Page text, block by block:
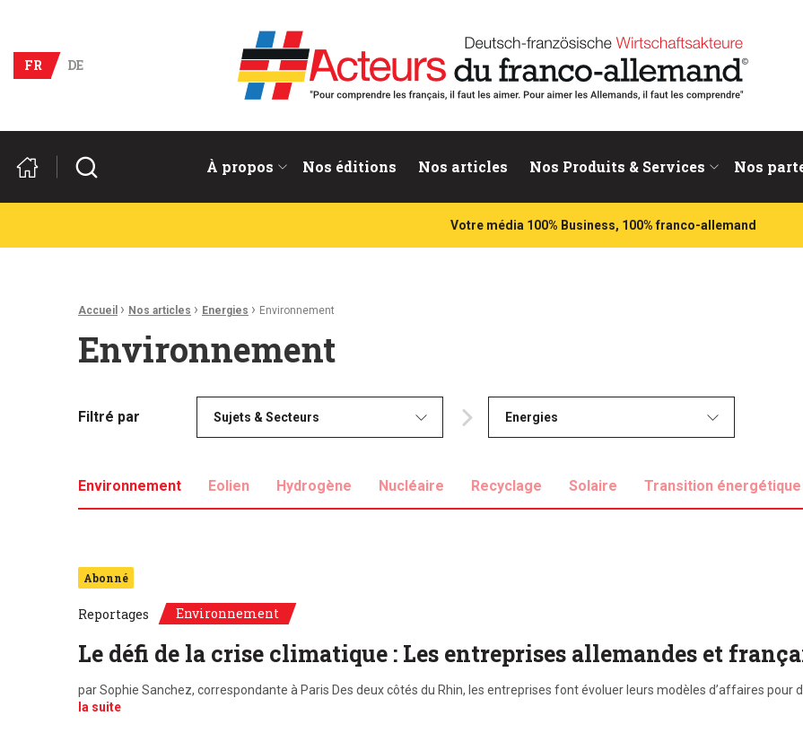
Acteurs du franco-allemand
FR
DE
À propos Nos éditions Nos articles Nos Produits & Services Nos
Rechercher
Votre média 100% Business, 100% franco-allemand
Fil d'Ariane :
Accueil › Nos articles › Energies › Environnement
Environnement
Filtré par Sujets & Secteurs Energies
Environnement Eolien Hydrogène Nucléaire Recyclage Solaire Transition énergétique
Abonné
Reportages Environnement
Le défi de la crise climatique : Les entreprises allemandes et
par Sophie Sanchez, correspondante à Paris Des deux côtés du Rhin, les entreprises font évoluer leurs modèles d’affaires pour
la suite